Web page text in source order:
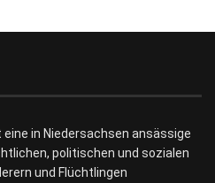
eine in Niedersachsen ansässige
politischen und sozialen
und Flüchtlingen